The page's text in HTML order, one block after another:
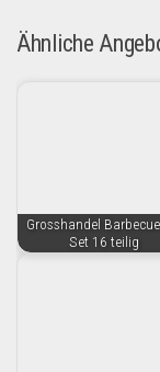
Ähnliche
Grosshandel
Set 16 teilig